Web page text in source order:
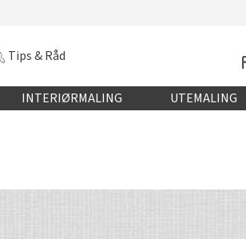
Tips & Råd
INTERIØRMALING UTEMALING